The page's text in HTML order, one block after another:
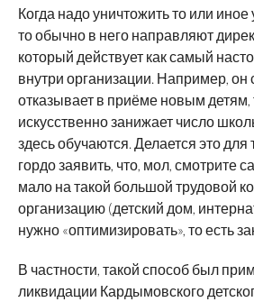
Когда надо уничтожить то или
то обычно в него направляют
который действует как самый
внутри организации. Например, он
отказывает в приёме новым детям,
искусственно занижает число
здесь обучаются. Делается это для
гордо заявить, что, мол, смотрите
мало на такой большой трудовой
организацию (детский дом,
нужно «оптимизировать», то есть
В частности, такой способ был
ликвидации Кардымовского